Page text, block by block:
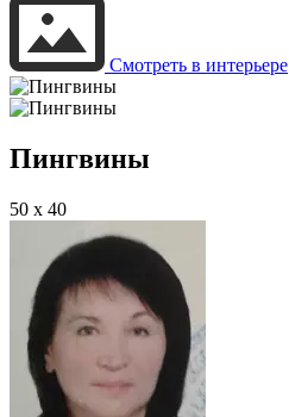
Смотреть в интерьере
Пингвины
50 x 40